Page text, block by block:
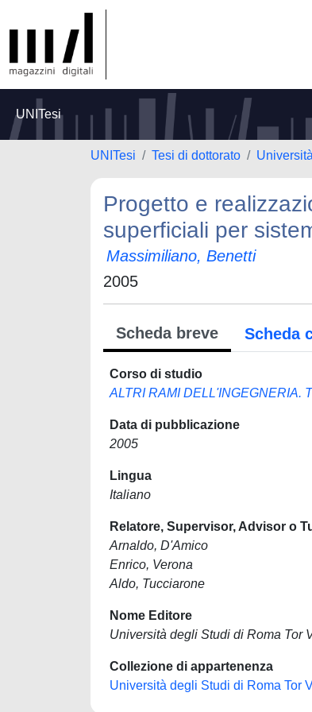
UNITesi
UNITesi Tesi di dottorato
Progetto e
superficiali per
Massimiliano, Benetti
2005
Scheda breve Scheda
Corso di studio
ALTRI RAMI DELL'INGEGNERIA.
Data di pubblicazione
2005
Lingua
Italiano
Relatore, Supervisor, Advisor o
Arnaldo, D'Amico
Enrico, Verona
Aldo, Tucciarone
Nome Editore
Università degli Studi di Roma Tor
Collezione di appartenenza
Università degli Studi di Roma Tor